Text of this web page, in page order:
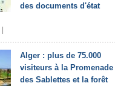
des documents d'état
Alger : plus de 75.000
visiteurs à la Promenade
des Sablettes et la forêt